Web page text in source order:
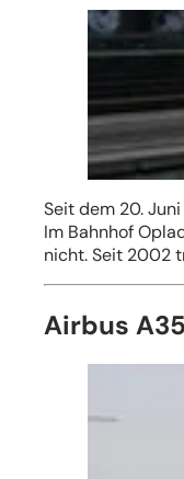
Seit dem 20.
Im Bahnhof
nicht. Seit 2002
Airbus